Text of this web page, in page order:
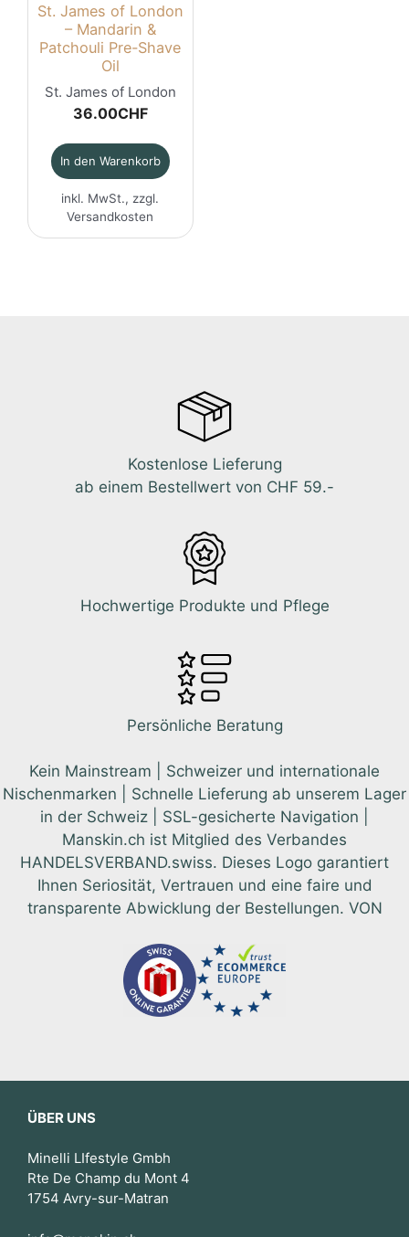
St. James of London
– Mandarin &
Patchouli Pre-Shave
Oil
St. James of London
36.00CHF
In den Warenkorb
inkl. MwSt., zzgl.
Versandkosten
Kostenlose Lieferung
ab einem Bestellwert von CHF 59.-
Hochwertige Produkte und Pflege
Persönliche Beratung
Kein Mainstream | Schweizer und internationale
Nischenmarken | Schnelle Lieferung ab unserem Lager
in der Schweiz | SSL-gesicherte Navigation |
Manskin.ch ist Mitglied des Verbandes
HANDELSVERBAND.swiss. Dieses Logo garantiert
Ihnen Seriosität, Vertrauen und eine faire und
transparente Abwicklung der Bestellungen. VON
ÜBER UNS
Minelli LIfestyle Gmbh
Rte De Champ du Mont 4
1754 Avry-sur-Matran